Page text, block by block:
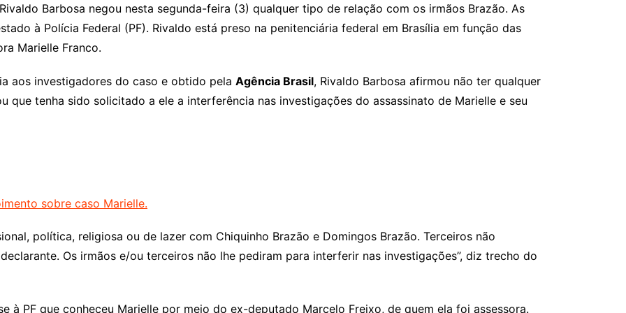
Barbosa negou nesta segunda-feira (3) qualquer tipo de relação com os irmãos Brazão. As
à Polícia Federal (PF). Rivaldo está preso na penitenciária federal em Brasília em função das
Marielle Franco.
aos investigadores do caso e obtido pela Agência Brasil, Rivaldo Barbosa afirmou não ter qualquer
que tenha sido solicitado a ele a interferência nas investigações do assassinato de Marielle e seu
sobre caso Marielle.
política, religiosa ou de lazer com Chiquinho Brazão e Domingos Brazão. Terceiros não
Os irmãos e/ou terceiros não lhe pediram para interferir nas investigações”, diz trecho do
à PF que conheceu Marielle por meio do ex-deputado Marcelo Freixo, de quem ela foi assessora.